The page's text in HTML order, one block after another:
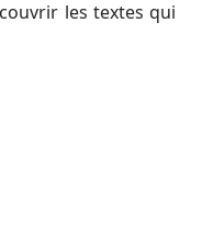
les textes qui